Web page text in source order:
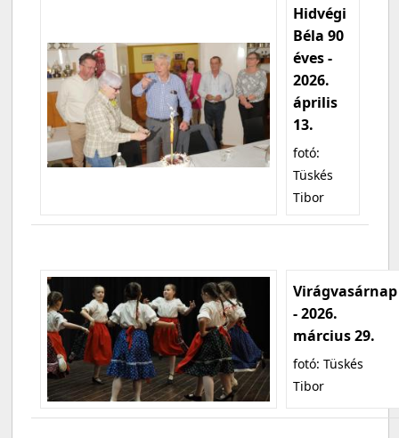
Hidvégi
Béla 90
éves -
2026.
április
13.
fotó:
Tüskés
Tibor
Virágvasárnap
- 2026.
március 29.
fotó: Tüskés
Tibor